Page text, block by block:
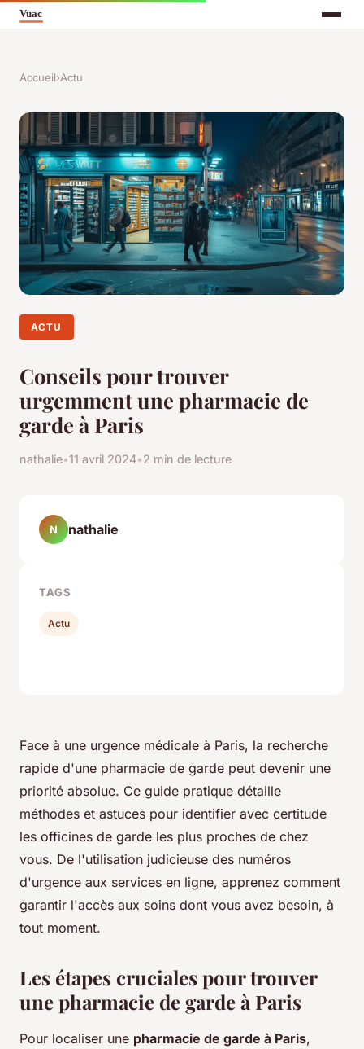
Accueil›Actu
ACTU
Conseils pour trouver
urgemment une pharmacie de
garde à Paris
nathalie•11 avril 2024•2 min de lecture
Face à une urgence médicale à Paris, la recherche
rapide d'une pharmacie de garde peut devenir une
priorité absolue. Ce guide pratique détaille
méthodes et astuces pour identifier avec certitude
les officines de garde les plus proches de chez
vous. De l'utilisation judicieuse des numéros
d'urgence aux services en ligne, apprenez comment
garantir l'accès aux soins dont vous avez besoin, à
tout moment.
Les étapes cruciales pour trouver
une pharmacie de garde à Paris
Pour localiser une pharmacie de garde à Paris,
N nathalie
TAGS
Actu